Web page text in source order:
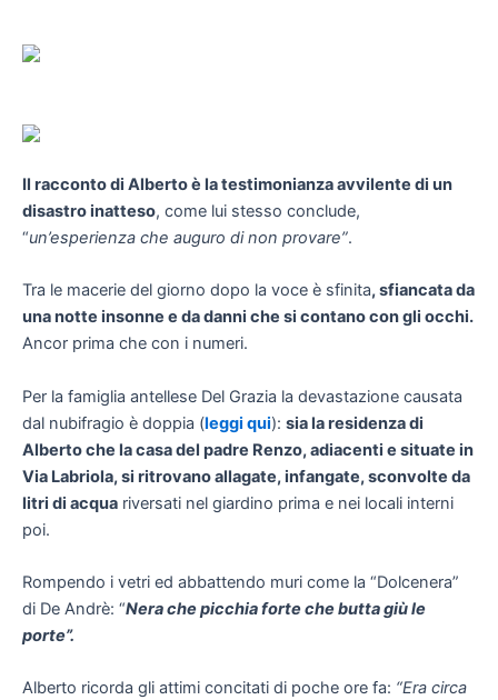
Il racconto di Alberto è la testimonianza avvilente di un
disastro inatteso, come lui stesso conclude,
“un’esperienza che auguro di non provare”.
Tra le macerie del giorno dopo la voce è sfinita, sfiancata da
una notte insonne e da danni che si contano con gli occhi.
Ancor prima che con i numeri.
Per la famiglia antellese Del Grazia la devastazione causata
dal nubifragio è doppia (leggi qui): sia la residenza di
Alberto che la casa del padre Renzo, adiacenti e situate in
Via Labriola, si ritrovano allagate, infangate, sconvolte da
litri di acqua riversati nel giardino prima e nei locali interni
poi.
Rompendo i vetri ed abbattendo muri come la “Dolcenera”
di De Andrè: “Nera che picchia forte che butta giù le
porte”.
Alberto ricorda gli attimi concitati di poche ore fa: “Era circa